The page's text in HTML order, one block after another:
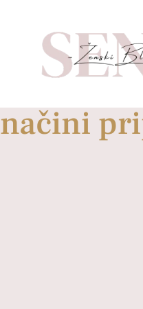
načini